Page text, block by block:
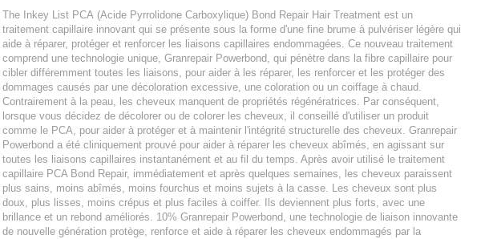
The Inkey List PCA (Acide Pyrrolidone Carboxylique) Bond Repair Hair Treatment est un
traitement capillaire innovant qui se présente sous la forme d'une fine brume à pulvériser légère qui
aide à réparer, protéger et renforcer les liaisons capillaires endommagées. Ce nouveau traitement
comprend une technologie unique, Granrepair Powerbond, qui pénètre dans la fibre capillaire pour
cibler différemment toutes les liaisons, pour aider à les réparer, les renforcer et les protéger des
dommages causés par une décoloration excessive, une coloration ou un coiffage à chaud.
Contrairement à la peau, les cheveux manquent de propriétés régénératrices. Par conséquent,
lorsque vous décidez de décolorer ou de colorer les cheveux, il conseillé d'utiliser un produit
comme le PCA, pour aider à protéger et à maintenir l'intégrité structurelle des cheveux. Granrepair
Powerbond a été cliniquement prouvé pour aider à réparer les cheveux abîmés, en agissant sur
toutes les liaisons capillaires instantanément et au fil du temps. Après avoir utilisé le traitement
capillaire PCA Bond Repair, immédiatement et après quelques semaines, les cheveux paraissent
plus sains, moins abîmés, moins fourchus et moins sujets à la casse. Les cheveux sont plus
doux, plus lisses, moins crépus et plus faciles à coiffer. Ils deviennent plus forts, avec une
brillance et un rebond améliorés. 10% Granrepair Powerbond, une technologie de liaison innovante
de nouvelle génération protège, renforce et aide à réparer les cheveux endommagés par la